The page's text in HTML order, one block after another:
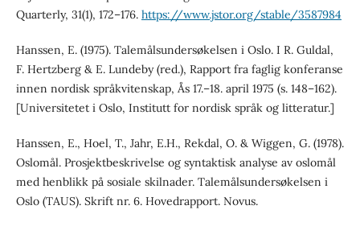
Quarterly, 31(1), 172–176. https://www.jstor.org/stable/3587984
Hanssen, E. (1975). Talemålsundersøkelsen i Oslo. I R. Guldal,
F. Hertzberg & E. Lundeby (red.), Rapport fra faglig konferanse
innen nordisk språkvitenskap, Ås 17.–18. april 1975 (s. 148–162).
[Universitetet i Oslo, Institutt for nordisk språk og litteratur.]
Hanssen, E., Hoel, T., Jahr, E.H., Rekdal, O. & Wiggen, G. (1978).
Oslomål. Prosjektbeskrivelse og syntaktisk analyse av oslomål
med henblikk på sosiale skilnader. Talemålsundersøkelsen i
Oslo (TAUS). Skrift nr. 6. Hovedrapport. Novus.